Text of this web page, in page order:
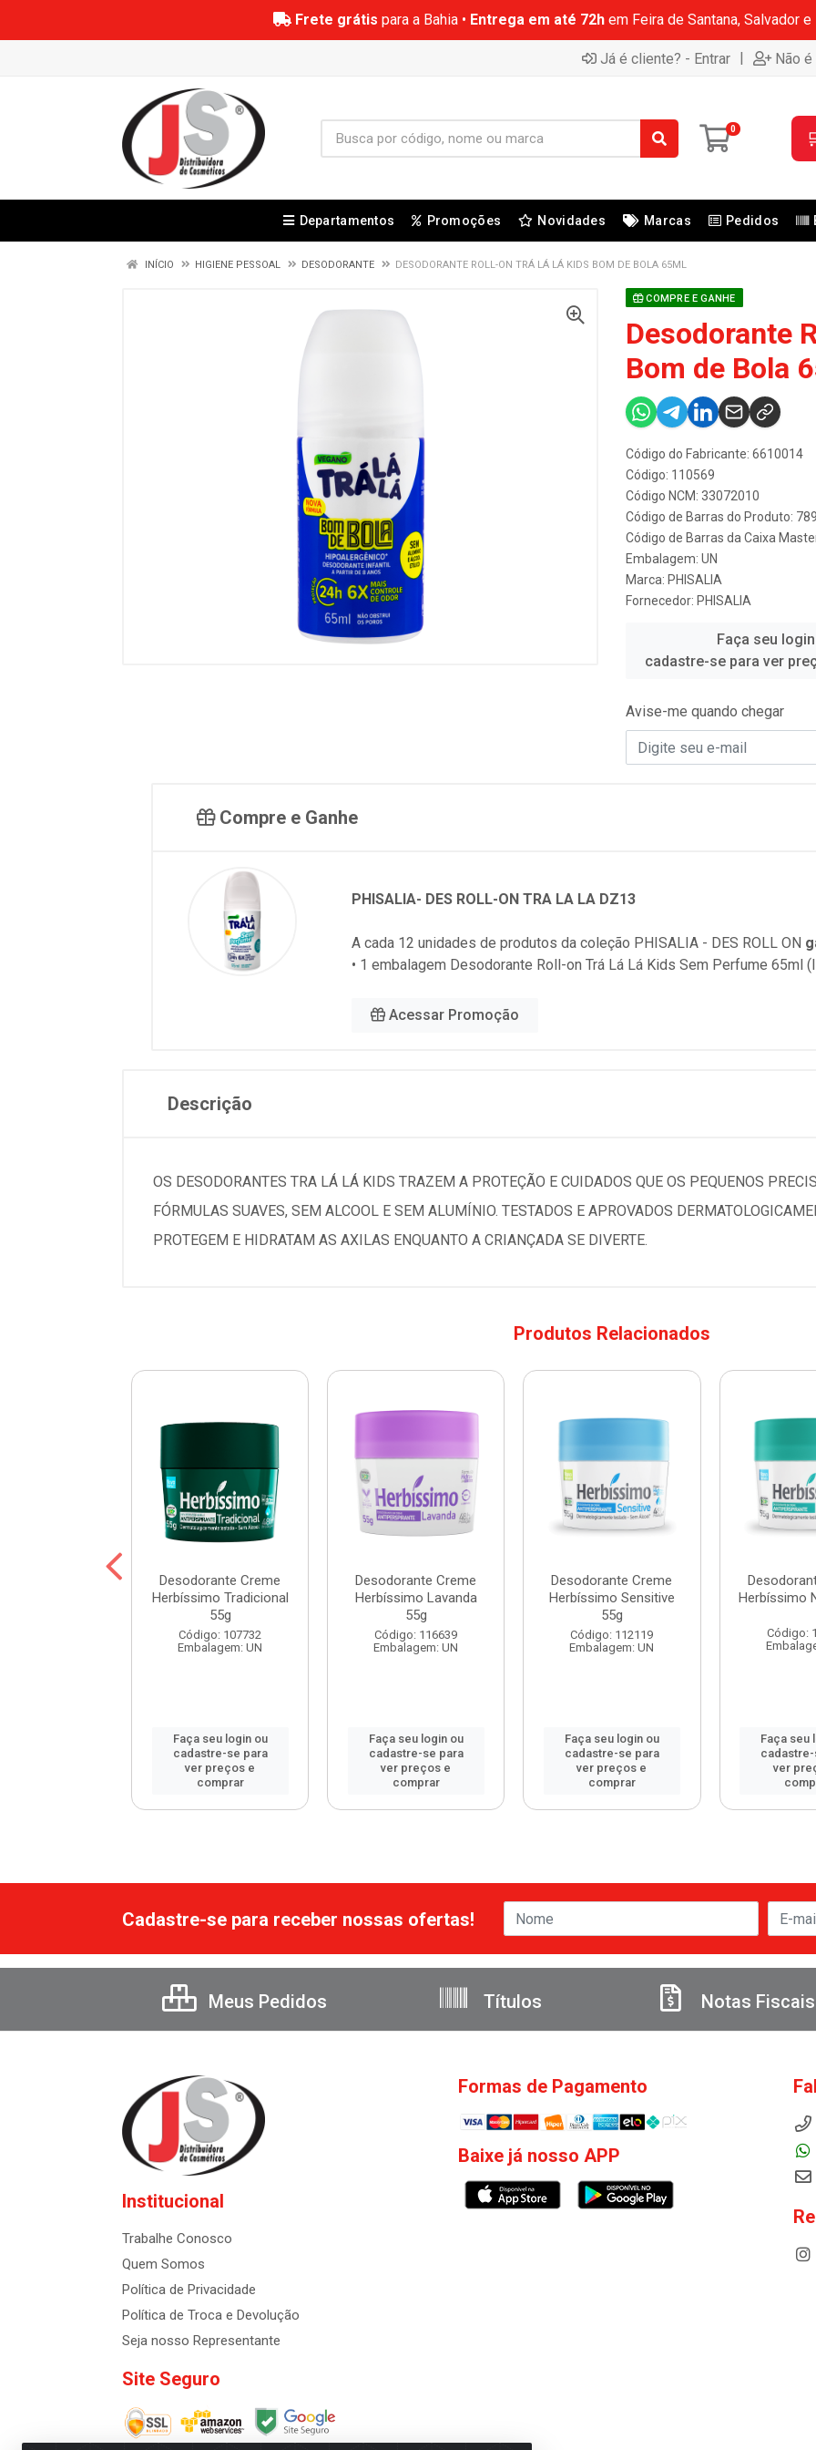
Frete grátis para a Bahia • Entrega em até 72hem Feira de Santana, Salvador
Já é cliente? - Entrar | Não
0
Departamentos Promoções Novidades Marcas Pedidos
INÍCIO HIGIENE PESSOAL DESODORANTE DESODORANTE ROLL-ON TRÁ LÁ LÁ KIDS BOM DE BOLA 65ML
COMPRE E GANHE
Desodorante
Bom de Bola
Código do Fabricante: 6610014
Código: 110569
Código NCM: 33072010
Código de Barras do Produto:
Código de Barras da Caixa
Embalagem: UN
Marca: PHISALIA
Fornecedor: PHISALIA
Faça seu
cadastre-se para ver
Avise-me quando chegar
Compre e Ganhe
PHISALIA- DES ROLL-ON TRA LA LA DZ13
A cada 12 unidades de produtos da coleção PHISALIA - DES ROLL ON
• 1 embalagem Desodorante Roll-on Trá Lá Lá Kids Sem Perfume 65ml
Acessar Promoção
Descrição
OS DESODORANTES TRA LÁ LÁ KIDS TRAZEM A PROTEÇÃO E CUIDADOS QUE OS PEQUENOS
FÓRMULAS SUAVES, SEM ALCOOL E SEM ALUMÍNIO. TESTADOS E APROVADOS
PROTEGEM E HIDRATAM AS AXILAS ENQUANTO A CRIANÇADA SE DIVERTE.
Produtos Relacionados
Desodorante Creme
Herbíssimo Tradicional
55g
Código: 107732
Embalagem: UN
Faça seu login ou
cadastre-se para
ver preços e
comprar
Desodorante Creme
Herbíssimo Lavanda
55g
Código: 116639
Embalagem: UN
Faça seu login ou
cadastre-se para
ver preços e
comprar
Desodorante Creme
Herbíssimo Sensitive
55g
Código: 112119
Embalagem: UN
Faça seu login ou
cadastre-se para
ver preços e
comprar
Herbíssimo
Código:
Faça seu
ver
Cadastre-se para receber nossas ofertas!
Meus Pedidos Títulos Notas Fiscais
Institucional
Trabalhe Conosco
Quem Somos
Política de Privacidade
Política de Troca e Devolução
Seja nosso Representante
Site Seguro
Formas de Pagamento
Baixe já nosso APP